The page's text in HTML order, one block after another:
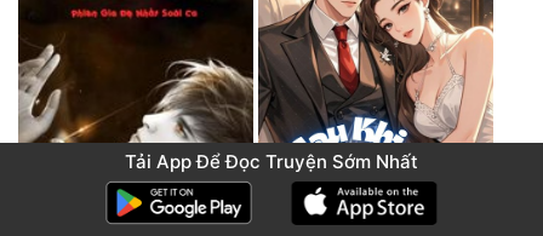
Tải App Để Đọc Truyện Sớm Nhất